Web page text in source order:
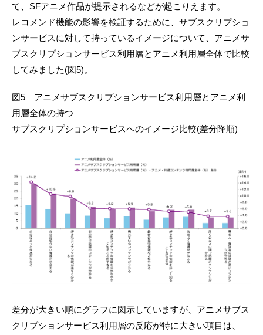
て、SFアニメ作品が提示されるなどが起こりえます。
レコメンド機能の影響を検証するために、サブスクリプショ
ンサービスに対して持っているイメージについて、アニメサ
ブスクリプションサービス利用層とアニメ利用層全体で比較
してみました(図5)。
図5 アニメサブスクリプションサービス利用層とアニメ利
用層全体の持つ
サブスクリプションサービスへのイメージ比較(差分降順)
差分が大きい順にグラフに図示していますが、アニメサブス
クリプションサービス利用層の反応が特に大きい項目は、